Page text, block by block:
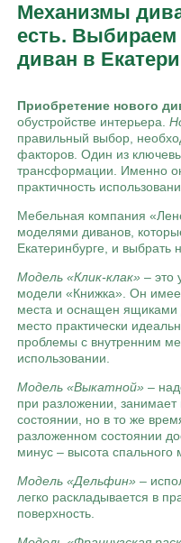
Механизмы
есть. Выбираем
диван в
Приобретение нового
обустройстве интерьера.
правильный выбор,
факторов. Один из
трансформации. Именно
практичность
Мебельная компания
моделями диванов,
Екатеринбурге, и
Модель «Клик-клак» – это
модели «Книжка». Он
места и оснащен ящиками
место практически
проблемы с внутренним
использовании.
Модель «Выкатной» –
при разложении,
состоянии, но в то же
разложенном состоянии
минус – высота спального
Модель «Дельфин» –
легко раскладывается в
поверхность.